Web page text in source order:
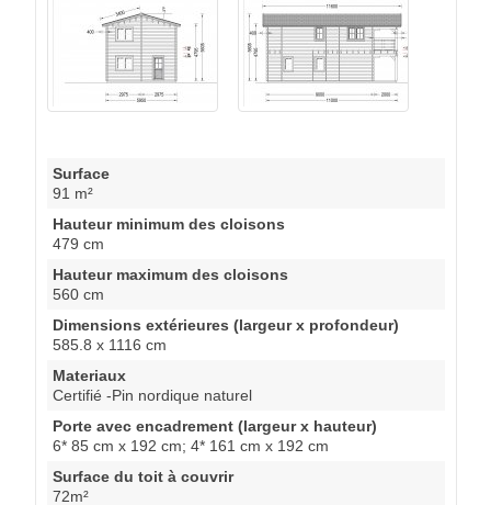
Surface
91 m²
Hauteur minimum des cloisons
479 cm
Hauteur maximum des cloisons
560 cm
Dimensions extérieures (largeur x profondeur)
585.8 x 1116 cm
Materiaux
Certifié -Pin nordique naturel
Porte avec encadrement (largeur x hauteur)
6* 85 cm x 192 cm; 4* 161 cm x 192 cm
Surface du toit à couvrir
72m²